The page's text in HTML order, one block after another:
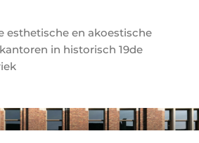
esthetische en akoestische
in historisch 19de